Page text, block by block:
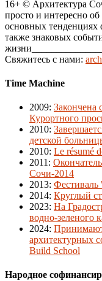
16+ © Архитектура
просто и интересно
основных тенденциях
также знаковых
Свяжитесь с нами:
Time Machine
2009: Закончена
Курортного
2010:
детской
2010: Le résumé
2011 :
Сочи-2014
2013:
2014: Круглый
2023: На
водно-зеленого
2024:
архитектурных
Build School
Народное